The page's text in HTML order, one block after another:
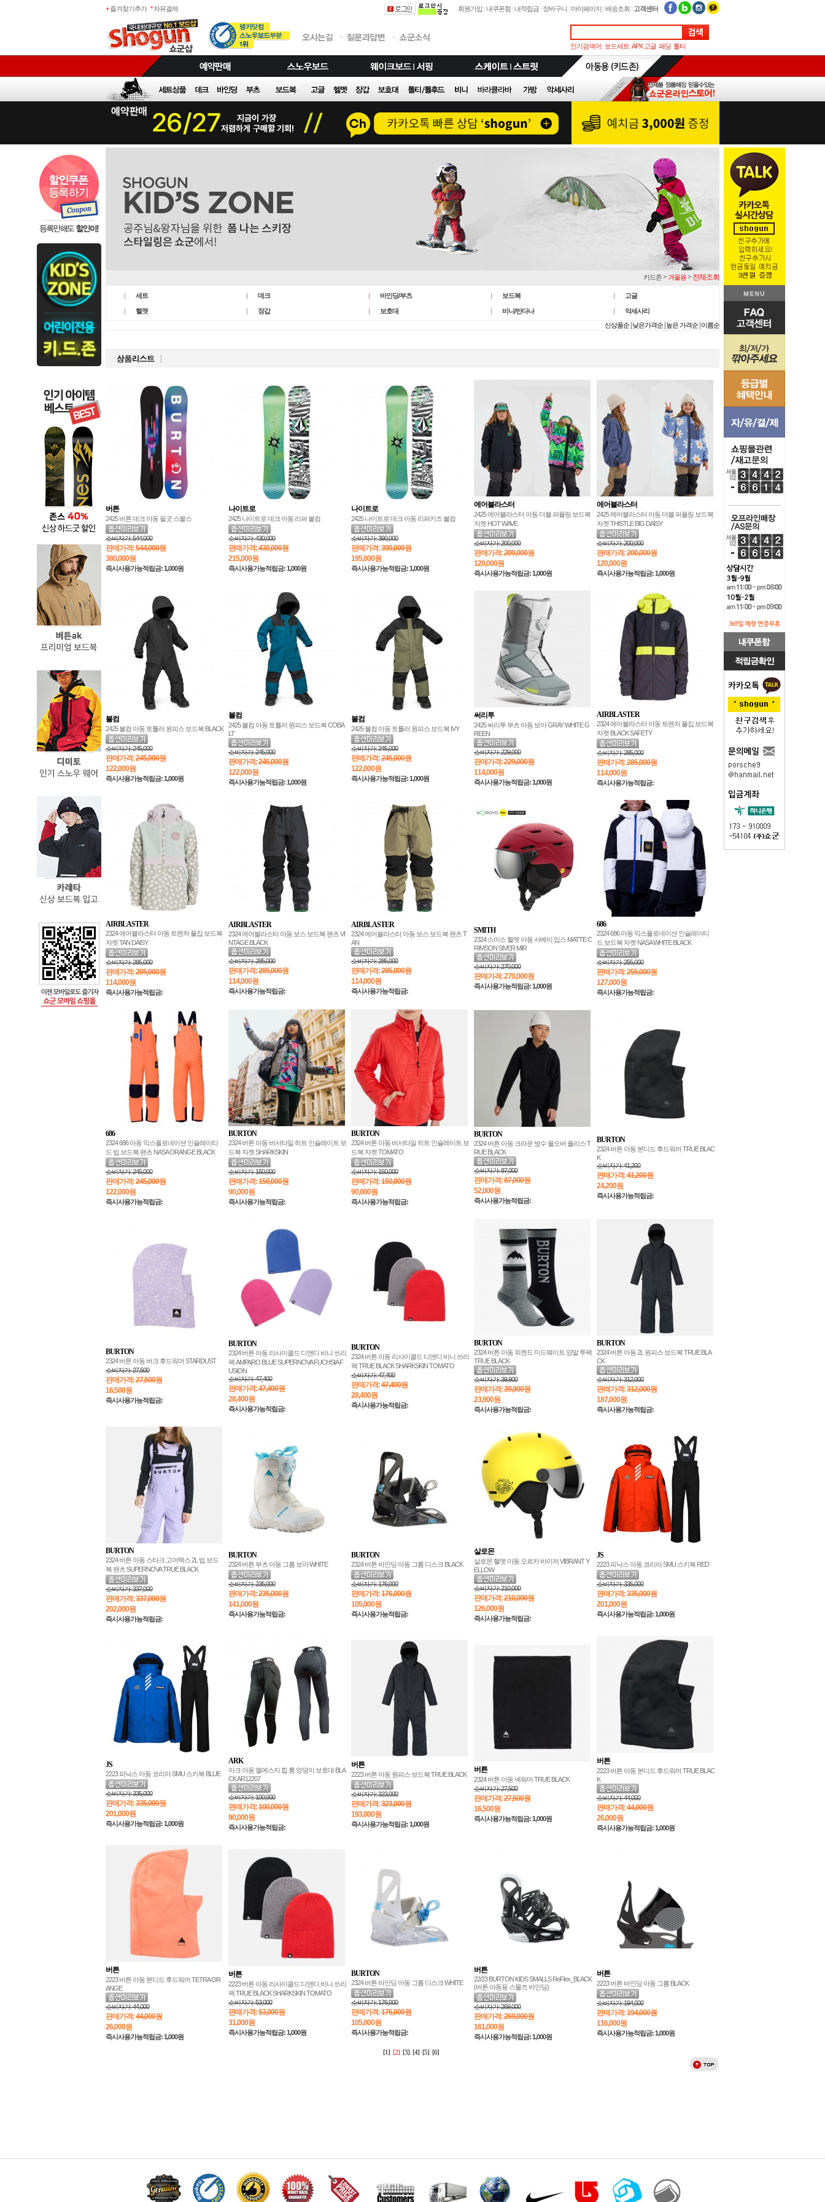
+ 즐겨찾기추가 * 자유결제 회원가입 |내쿠폰함 |내적립금 | 장바구니 | 마이페이지 |배송조회 | 고객센터
인기검색어: 보드세트 APX 고글 패딩 톨티
키드존> 겨울용> 전체조회
세트 데크 바인딩/부츠 보드복 고글
헬멧 장갑 보호대 비니/반다나
악세사리
신상품순 낮은가격순 높은 가격순 이름순
버튼
2425 버튼 데크 아동 필굿 스몰스
소비자가:544,000
판매가격:544,000원
380,000원
즉시사용가능적립금: 1,000원
나이트로
2425 나이트로 데크 아동 리퍼 볼컴
소비자가:430,000
판매가격:430,000원
215,000원
즉시사용가능적립금: 1,000원
나이트로
2425 나이트로 데크 아동 리퍼키즈 볼컴
소비자가:390,000
판매가격:390,000원
195,000원
즉시사용가능적립금: 1,000원
에어블라스터
2425 에어블라스터 아동 더블 퍼플링 보드복
자켓 HOT WAVE
소비자가:200,000
판매가격:200,000원
120,000원
즉시사용가능적립금: 1,000원
에어블라스터
2425 에어블라스터 아동 더블 퍼플링 보드복
자켓 THISTLE BIG DAISY
소비자가:200,000
판매가격:200,000원
120,000원
즉시사용가능적립금: 1,000원
볼컴
2425 볼컴 아동 토틀러 원피스 보드복 BLACK
소비자가:245,000
판매가격:245,000원
122,000원
즉시사용가능적립금: 1,000원
볼컴
2425 볼컴 아동 토틀러 원피스 보드복 COBA
LT
소비자가:245,000
판매가격:245,000원
122,000원
즉시사용가능적립금: 1,000원
볼컴
2425 볼컴 아동 토틀러 원피스 보드복 IVY
소비자가:245,000
판매가격:245,000원
122,000원
즉시사용가능적립금: 1,000원
써리투
2425 써리투 부츠 아동 보아 GRAY WHITE G
REEN
소비자가:229,000
판매가격:229,000원
114,000원
즉시사용가능적립금: 1,000원
AIRBLASTER
2324 에어블라스터 아동 트렌처 풀집 보드복
자켓 BLACK SAFETY
소비자가:285,000
판매가격:285,000원
114,000원
즉시사용가능적립금:
AIRBLASTER
2324 에어블라스터 아동 트렌처 풀집 보드복
자켓 TAN DAISY
소비자가:285,000
판매가격:285,000원
114,000원
즉시사용가능적립금:
AIRBLASTER
2324 에어블라스터 아동 보스 보드복 팬츠 VI
NTAGE BLACK
소비자가:285,000
판매가격:285,000원
114,000원
즉시사용가능적립금:
AIRBLASTER
2324 에어블라스터 아동 보스 보드복 팬츠 T
AN
소비자가:285,000
판매가격:285,000원
114,000원
즉시사용가능적립금:
SMITH
2324 스미스 헬멧 아동 서베이 밉스 MATTE C
RIMSON SIVER MIR
소비자가:270,000
판매가격:270,000원
즉시사용가능적립금: 1,000원
686
2324 686 아동 익스폴로네이션 인슐레이티
드 보드복 자켓 NASA WHITE BLACK
소비자가:255,000
판매가격:255,000원
127,000원
즉시사용가능적립금:
686
2324 686 아동 익스폴로네이션 인슐레이티
드 빕 보드복 팬츠 NASA ORANGE BLACK
소비자가:245,000
판매가격:245,000원
122,000원
즉시사용가능적립금:
BURTON
2324 버튼 아동 버서타일 히트 인슐레이트 보
드복 자켓 SHARKSKIN
소비자가:150,000
판매가격:150,000원
90,000원
즉시사용가능적립금:
BURTON
2324 버튼 아동 버서타일 히트 인슐레이트 보
드복 자켓 TOMATO
소비자가:150,000
판매가격:150,000원
90,000원
즉시사용가능적립금:
BURTON
2324 버튼 아동 크라운 방수 풀오버 플리스 T
RUE BLACK
소비자가:87,000
판매가격:87,000원
52,000원
즉시사용가능적립금:
BURTON
2324 버튼 아동 본디드 후드워머 TRUE BLAC
K
소비자가:41,200
판매가격:41,200원
24,200원
즉시사용가능적립금:
BURTON
2324 버튼 아동 버크 후드워머 STARDUST
소비자가:27,500
판매가격:27,500원
16,500원
즉시사용가능적립금:
BURTON
2324 버튼 아동 리사이클드 디앤디 비니 쓰리
팩 AMPARO BLUE SUPERNOVA FUCHSIA F
USION
소비자가:47,400
판매가격:47,400원
28,400원
즉시사용가능적립금:
BURTON
2324 버튼 아동 리사이클드 디앤디 비니 쓰리
팩 TRUE BLACK SHARKSKIN TOMATO
소비자가:47,400
판매가격:47,400원
28,400원
즉시사용가능적립금:
BURTON
2324 버튼 아동 위켄드 미드웨이트 양말 투팩
TRUE BLACK
소비자가:39,900
판매가격:39,900원
23,900원
즉시사용가능적립금:
BURTON
2324 버튼 아동 2L 원피스 보드복 TRUE BLA
CK
소비자가:312,000
판매가격:312,000원
187,000원
즉시사용가능적립금:
BURTON
2324 버튼 아동 스타크 고어텍스 2L 빕 보드
복 팬츠 SUPERNOVA TRUE BLACK
소비자가:337,000
판매가격:337,000원
202,000원
즉시사용가능적립금:
BURTON
2324 버튼 부츠 아동 그롬 보아 WHITE
소비자가:235,000
판매가격:235,000원
141,000원
즉시사용가능적립금:
BURTON
2324 버튼 바인딩 아동 그롬 디스크 BLACK
소비자가:176,000
판매가격:176,000원
105,000원
즉시사용가능적립금:
살로몬
살로몬 헬멧 아동 오르카 바이저 VIBRANT Y
ELLOW
소비자가:210,000
판매가격:210,000원
126,000원
즉시사용가능적립금:
JS
2223 피닉스 아동 코리아 SMU 스키복 RED
소비자가:335,000
판매가격:335,000원
201,000원
즉시사용가능적립금: 1,000원
JS
2223 피닉스 아동 코리아 SMU 스키복 BLUE
소비자가:335,000
판매가격:335,000원
201,000원
즉시사용가능적립금: 1,000원
ARK
아크 아동 엘에스지 힙 롱 엉덩이 보호대 BLA
CK AR12207
소비자가:100,000
판매가격:100,000원
90,000원
즉시사용가능적립금:
버튼
2223 버튼 아동 원피스 보드복 TRUE BLACK
소비자가:323,000
판매가격:323,000원
193,000원
즉시사용가능적립금: 1,000원
버튼
2324 버튼 아동 넥워머 TRUE BLACK
소비자가:27,500
판매가격:27,500원
16,500원
즉시사용가능적립금: 1,000원
버튼
2223 버튼 아동 본디드 후드워머 TRUE BLAC
K
소비자가:44,000
판매가격:44,000원
26,000원
즉시사용가능적립금: 1,000원
버튼
2223 버튼 아동 본디드 후드워머 TETRA OR
ANGE
소비자가:44,000
판매가격:44,000원
26,000원
즉시사용가능적립금: 1,000원
버튼
2223 버튼 아동 리사이클드 디앤디 비니 쓰리
팩 TRUE BLACK SHARKSKIN TOMATO
소비자가:53,000
판매가격:53,000원
31,000원
즉시사용가능적립금: 1,000원
BURTON
2324 버튼 바인딩 아동 그롬 디스크 WHITE
소비자가:176,000
판매가격:176,000원
105,000원
즉시사용가능적립금:
버튼
22/23 BURTON KIDS SMALLS ReFlex_BLACK
(버튼 아동용 스몰즈 바인딩)
소비자가:269,000
판매가격:269,000원
161,000원
즉시사용가능적립금: 1,000원
버튼
2223 버튼 바인딩 아동 그롬 BLACK
소비자가:194,000
판매가격:194,000원
116,000원
즉시사용가능적립금: 1,000원
[1] [2] [3] [4] [5] [6]